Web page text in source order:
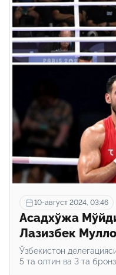
10-август 2024, 03:46
Асадхўжа
Лазизбек
чемпиони бўлди
Ўзбекистон
5 та олтин ва 3 та